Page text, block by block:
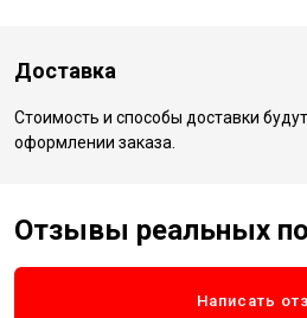
Доставка
Стоимость и способы доставки
оформлении заказа.
Отзывы реальных
Написать